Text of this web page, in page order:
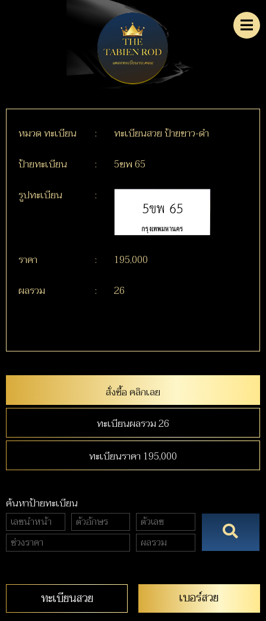
หมวด ทะเบียน :
ทะเบียนสวย ป้ายขาว-ดำ
ป้ายทะเบียน
:
5ขพ 65
รูปทะเบียน
:
ราคา :
195,000
ผลรวม
: 26
สั่งซื้อ คลิกเลย
ทะเบียนผลรวม 26
ทะเบียนราคา 195,000
ค้นหาป้ายทะเบียน
ทะเบียนสวย เบอร์สวย